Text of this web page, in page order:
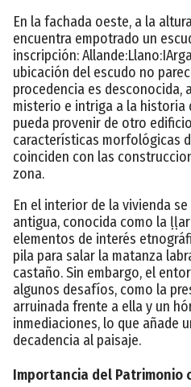
En la fachada oeste, a la
encuentra empotrado un
inscripción:
ubicación del escudo no
procedencia es desconocida,
misterio e intriga a la historia
pueda provenir de otro
características morfológicas
coinciden con las
zona.
En el interior de la vivienda
antigua, conocida como la
elementos de interés
pila para salar la matanza
castaño. Sin embargo, el
algunos desafíos, como la
arruinada frente a ella y un
inmediaciones, lo que añade
decadencia al paisaje.
Importancia del Patrimonio